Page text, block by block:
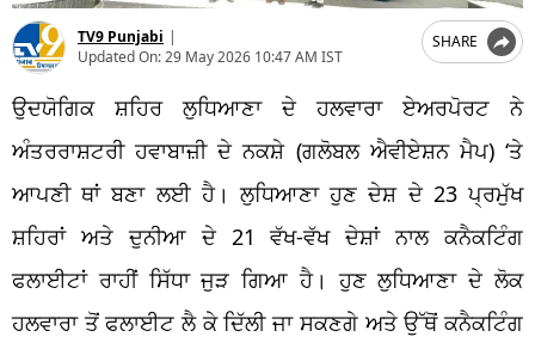
TV9 Punjabi |
Updated On:29 May 2026 10:47 AM IST
SHARE
ਉਦਯੋਗਿਕ ਸ਼ਹਿਰ ਲੁਧਿਆਣਾ ਦੇ ਹਲਵਾਰਾ ਏਅਰਪੋਰਟ ਨੇ
ਅੰਤਰਰਾਸ਼ਟਰੀ ਹਵਾਬਾਜ਼ੀ ਦੇ ਨਕਸ਼ੇ (ਗਲੋਬਲ ਐਵੀਏਸ਼ਨ ਮੈਪ) ‘ਤੇ
ਆਪਣੀ ਥਾਂ ਬਣਾ ਲਈ ਹੈ। ਲੁਧਿਆਣਾ ਹੁਣ ਦੇਸ਼ ਦੇ 23 ਪ੍ਰਮੁੱਖ
ਸ਼ਹਿਰਾਂ ਅਤੇ ਦੁਨੀਆ ਦੇ 21 ਵੱਖ-ਵੱਖ ਦੇਸ਼ਾਂ ਨਾਲ ਕਨੈਕਟਿੰਗ
ਫਲਾਈਟਾਂ ਰਾਹੀਂ ਸਿੱਧਾ ਜੁੜ ਗਿਆ ਹੈ। ਹੁਣ ਲੁਧਿਆਣਾ ਦੇ ਲੋਕ
ਹਲਵਾਰਾ ਤੋਂ ਫਲਾਈਟ ਲੈ ਕੇ ਦਿੱਲੀ ਜਾ ਸਕਣਗੇ ਅਤੇ ਉੱਥੋਂ ਕਨੈਕਟਿੰਗ